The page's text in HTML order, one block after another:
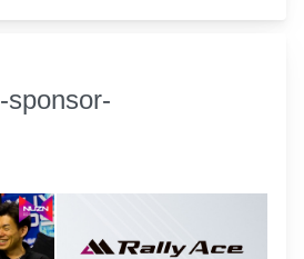
-sponsor-